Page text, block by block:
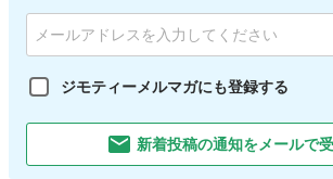
ジモティーメルマガにも登録する
新着投稿の通知をメールで